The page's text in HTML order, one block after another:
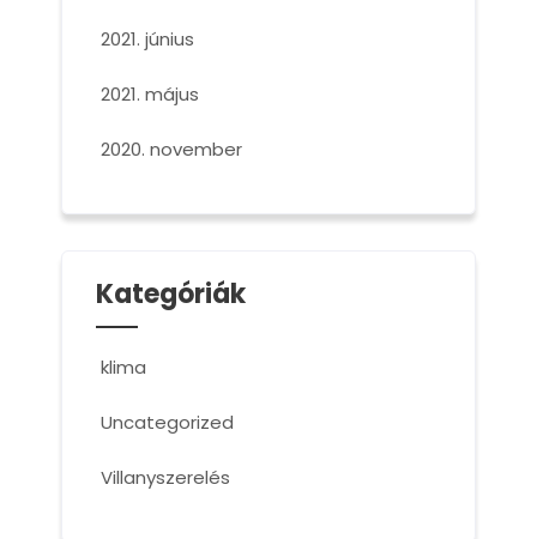
2021. június
2021. május
2020. november
Kategóriák
klima
Uncategorized
Villanyszerelés